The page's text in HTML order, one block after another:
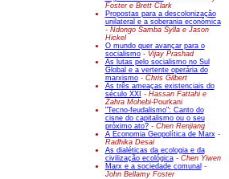
Foster e Brett Clark
Propostas para a descolonização
unilateral e a soberania económica
- Ndongo Samba Sylla e Jason
Hickel
O mundo quer avançar para o
socialismo- Vijay Prashad
As lutas pelo socialismo no Sul
Global e a vertente operária do
marxismo- Chris Gilbert
As três ameaças existenciais do
século XXI - Hassan Fattahi e
Zahra Mohebi-Pourkani
"Tecno-feudalismo": Canto do
cisne do capitalismo ou o seu
próximo ato? - Chen Renjiang
A Economia Geopolítica de Marx-
Radhika Desai
As dialéticas da ecologia e da
civilização ecológica - Chen Yiwen
Marx e a sociedade comunal -
John Bellamy Foster